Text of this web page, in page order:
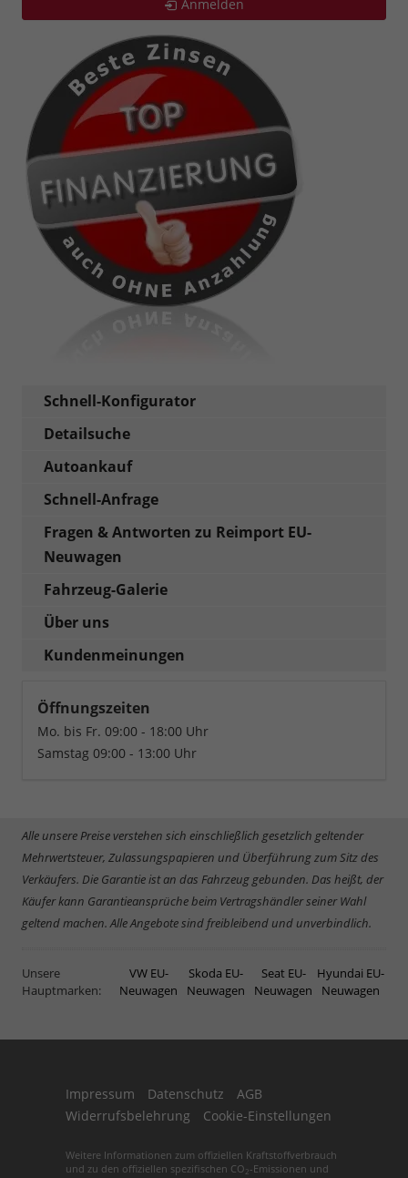
Anmelden
Schnell-Konfigurator
Detailsuche
Autoankauf
Schnell-Anfrage
Fragen & Antworten zu Reimport EU-
Neuwagen
Fahrzeug-Galerie
Über uns
Kundenmeinungen
Öffnungszeiten
Mo. bis Fr. 09:00 - 18:00 Uhr
Samstag 09:00 - 13:00 Uhr
Alle unsere Preise verstehen sich einschließlich gesetzlich geltender
Mehrwertsteuer, Zulassungspapieren und Überführung zum Sitz des
Verkäufers. Die Garantie ist an das Fahrzeug gebunden. Das heißt, der
Käufer kann Garantieansprüche beim Vertragshändler seiner Wahl
geltend machen. Alle Angebote sind freibleibend und unverbindlich.
Unsere
Hauptmarken:
VW EU-
Neuwagen
Skoda EU-
Neuwagen
Seat EU-
Neuwagen
Hyundai EU-
Neuwagen
Impressum Datenschutz
AGB
Widerrufsbelehrung
Cookie-Einstellungen
Weitere Informationen zum offiziellen Kraftstoffverbrauch
und zu den offiziellen spezifischen CO2 -Emissionen und